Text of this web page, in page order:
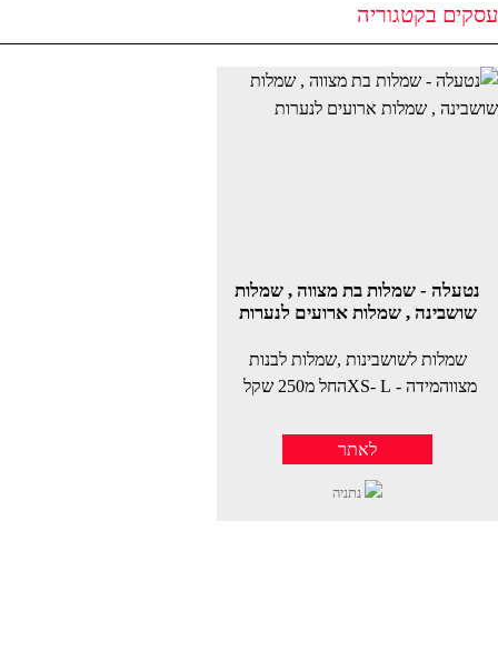
עסקים בקטגוריה
נטעלה - שמלות בת מצווה , שמלות
שושבינה , שמלות ארועים לנערות
שמלות לשושבינות ,שמלות לבנות
מצווהמידה - XS- Lהחל מ250 שקל
לאתר
נתניה